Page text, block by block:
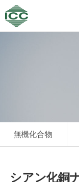
無機化合物
シアン化銅